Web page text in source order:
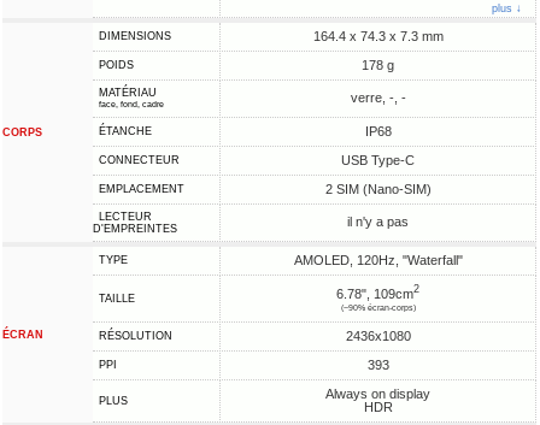
plus ↓
CORPS
DIMENSIONS 164.4 x 74.3 x 7.3 mm
POIDS 178 g
MATÉRIAU
face, fond, cadre verre, -, -
ÉTANCHE IP68
CONNECTEUR USB Type-C
EMPLACEMENT 2 SIM (Nano-SIM)
LECTEUR
D'EMPREINTES
il n'y a pas
ÉCRAN
TYPE AMOLED, 120Hz, "Waterfall"
TAILLE 6.78", 109cm2
(~90% écran-corps)
RÉSOLUTION 2436x1080
PPI 393
PLUS
Always on display
HDR